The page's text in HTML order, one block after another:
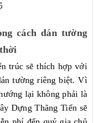
cách dán tường
trúc sẽ thích hợp với
tường riêng biệt. Vì
lại không phải là
Dựng Thăng Tiến sẽ